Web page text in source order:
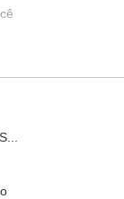
o